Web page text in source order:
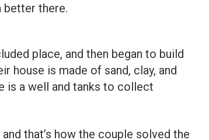
better there.
place, and then began to build
house is made of sand, clay, and
is a well and tanks to collect
that’s how the couple solved the